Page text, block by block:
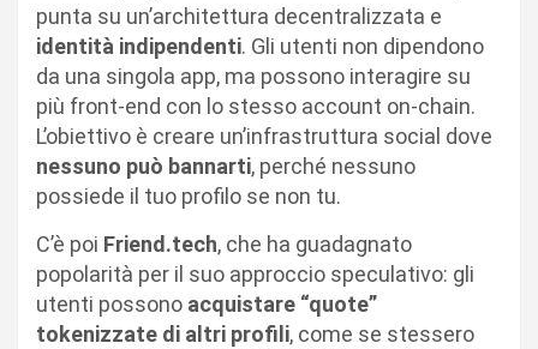
punta su un’architettura decentralizzata e
identità indipendenti. Gli utenti non dipendono
da una singola app, ma possono interagire su
più front-end con lo stesso account on-chain.
L’obiettivo è creare un’infrastruttura social dove
nessuno può bannarti, perché nessuno
possiede il tuo profilo se non tu.
C’è poi Friend.tech, che ha guadagnato
popolarità per il suo approccio speculativo: gli
utenti possono acquistare “quote”
tokenizzate di altri profili, come se stessero